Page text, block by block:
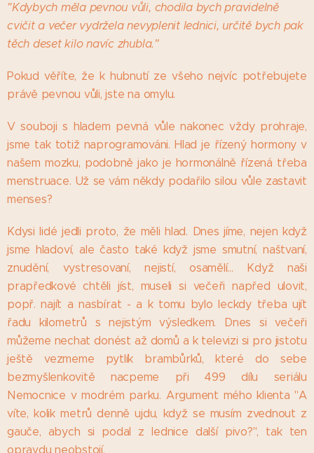
"Kdybych měla pevnou vůli, chodila bych pravidelně
cvičit a večer vydržela nevyplenit lednici, určitě bych pak
těch deset kilo navíc zhubla."
Pokud věříte, že k hubnutí ze všeho nejvíc potřebujete
právě pevnou vůli, jste na omylu.
V souboji s hladem pevná vůle nakonec vždy prohraje,
jsme tak totiž naprogramováni. Hlad je řízený hormony v
našem mozku, podobně jako je hormonálně řízená třeba
menstruace. Už se vám někdy podařilo silou vůle zastavit
menses?
Kdysi lidé jedli proto, že měli hlad. Dnes jíme, nejen když
jsme hladoví, ale často také když jsme smutní, naštvaní,
znudění, vystresovaní, nejistí, osamělí... Když naši
prapředkové chtěli jíst, museli si večeři napřed ulovit,
popř. najít a nasbírat - a k tomu bylo leckdy třeba ujít
řadu kilometrů s nejistým výsledkem. Dnes si večeři
můžeme nechat donést až domů a k televizi si pro jistotu
ještě vezmeme pytlík brambůrků, které do sebe
bezmyšlenkovitě nacpeme při 499 dílu seriálu
Nemocnice v modrém parku. Argument mého klienta "A
víte, kolik metrů denně ujdu, když se musím zvednout z
gauče, abych si podal z lednice další pivo?", tak ten
opravdu neobstojí.